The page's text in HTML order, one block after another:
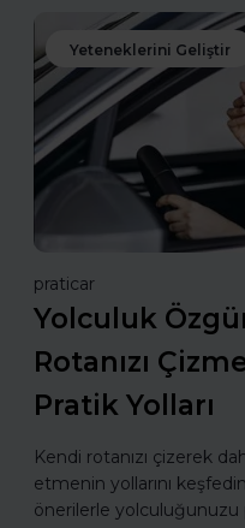
Yeteneklerini Geliştir
praticar
Yolculuk
Rotanızı
Pratik Yolları
Kendi rotanızı çizerek
etmenin yollarını
önerilerle yolculuğunuzu